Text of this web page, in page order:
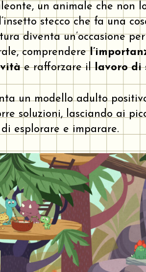
un animale che non
stecco che fa una
diventa un’occasione
comprendere
e rafforzare illavoro di
un modello adulto
soluzioni, lasciando ai
esplorare e imparare.